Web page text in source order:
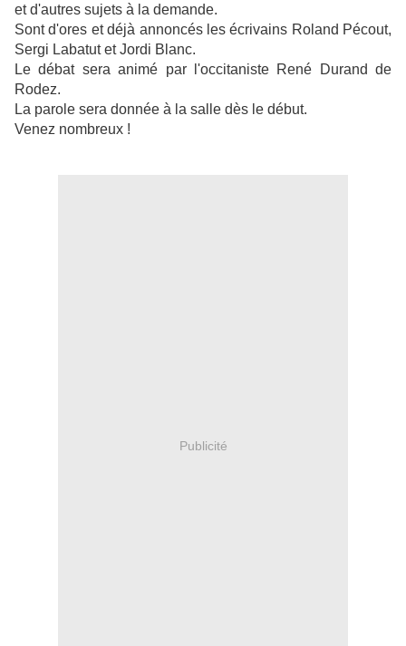
et d'autres sujets à la demande.
Sont d'ores et déjà annoncés les écrivains Roland Pécout,
Sergi Labatut et Jordi Blanc.
Le débat sera animé par l'occitaniste René Durand de
Rodez.
La parole sera donnée à la salle dès le début.
Venez nombreux !
Publicité